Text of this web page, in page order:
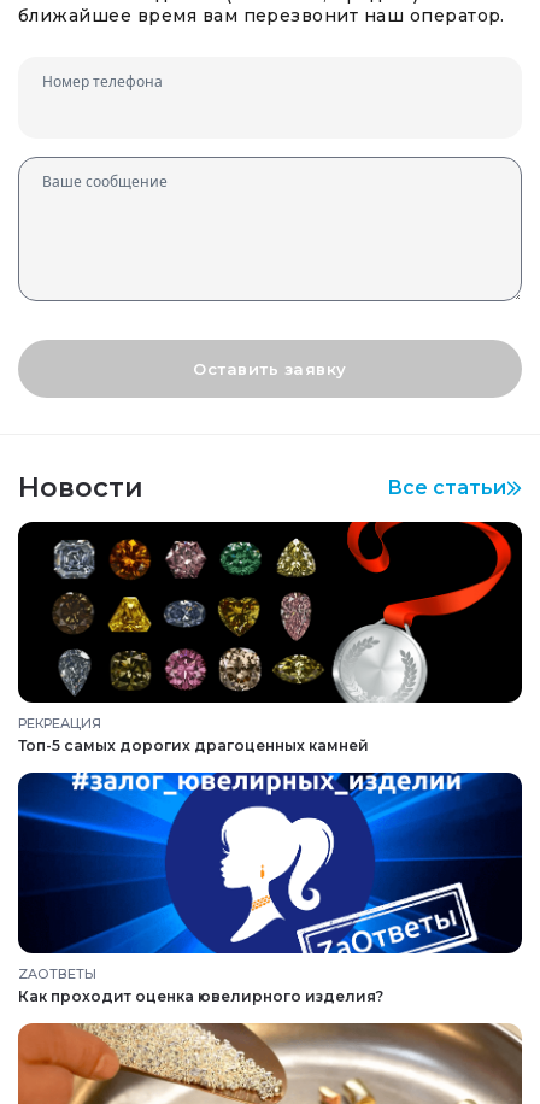
ближайшее время вам перезвонит наш оператор.
Номер телефона
Ваше сообщение
Оставить заявку
Новости Все статьи
РЕКРЕАЦИЯ
Топ-5 самых дорогих драгоценных камней
ZAОТВЕТЫ
Как проходит оценка ювелирного изделия?